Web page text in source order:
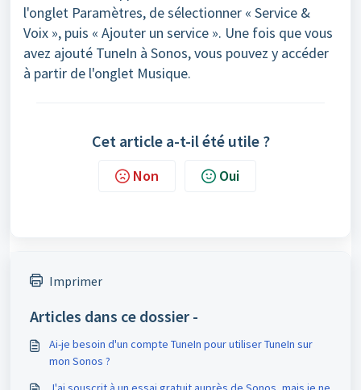
l'onglet Paramètres, de sélectionner « Service &
Voix », puis « Ajouter un service ». Une fois que vous
avez ajouté TuneIn à Sonos, vous pouvez y accéder
à partir de l'onglet Musique.
Cet article a-t-il été utile ?
Non Oui
Imprimer
Articles dans ce dossier -
Ai-je besoin d'un compte TuneIn pour utiliser TuneIn sur
mon Sonos ?